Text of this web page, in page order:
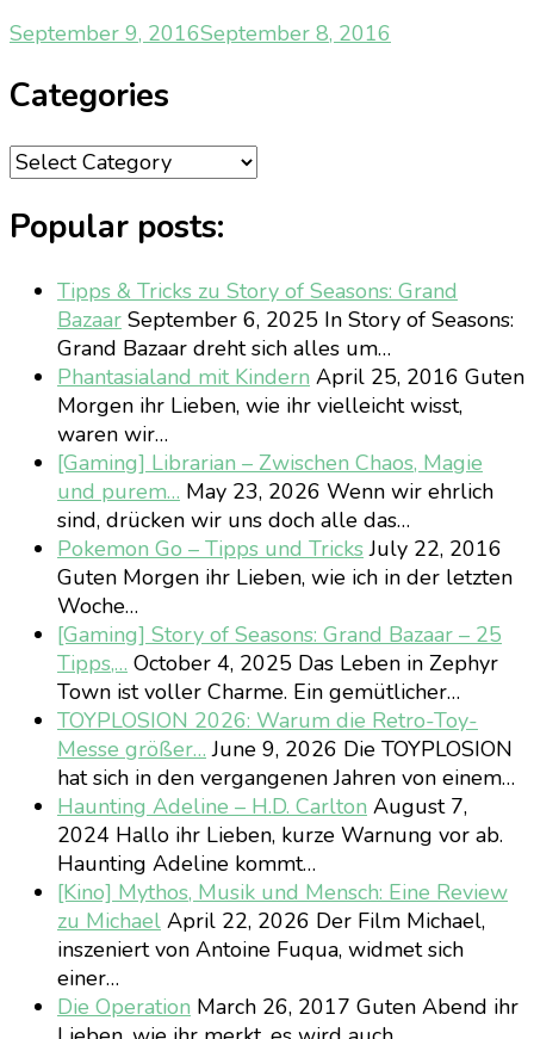
September 9, 2016September 8, 2016
Categories
Categories
Popular posts:
Tipps & Tricks zu Story of Seasons: Grand
Bazaar September 6, 2025 In Story of Seasons:
Grand Bazaar dreht sich alles um…
Phantasialand mit Kindern April 25, 2016 Guten
Morgen ihr Lieben, wie ihr vielleicht wisst,
waren wir…
[Gaming] Librarian – Zwischen Chaos, Magie
und purem… May 23, 2026 Wenn wir ehrlich
sind, drücken wir uns doch alle das…
Pokemon Go – Tipps und TricksJuly 22, 2016
Guten Morgen ihr Lieben, wie ich in der letzten
Woche…
[Gaming] Story of Seasons: Grand Bazaar – 25
Tipps,… October 4, 2025 Das Leben in Zephyr
Town ist voller Charme. Ein gemütlicher…
TOYPLOSION 2026: Warum die Retro-Toy-
Messe größer… June 9, 2026 Die TOYPLOSION
hat sich in den vergangenen Jahren von einem…
Haunting Adeline – H.D. Carlton August 7,
2024 Hallo ihr Lieben, kurze Warnung vor ab.
Haunting Adeline kommt…
[Kino] Mythos, Musik und Mensch: Eine Review
zu Michael April 22, 2026 Der Film Michael,
inszeniert von Antoine Fuqua, widmet sich
einer…
Die Operation March 26, 2017 Guten Abend ihr